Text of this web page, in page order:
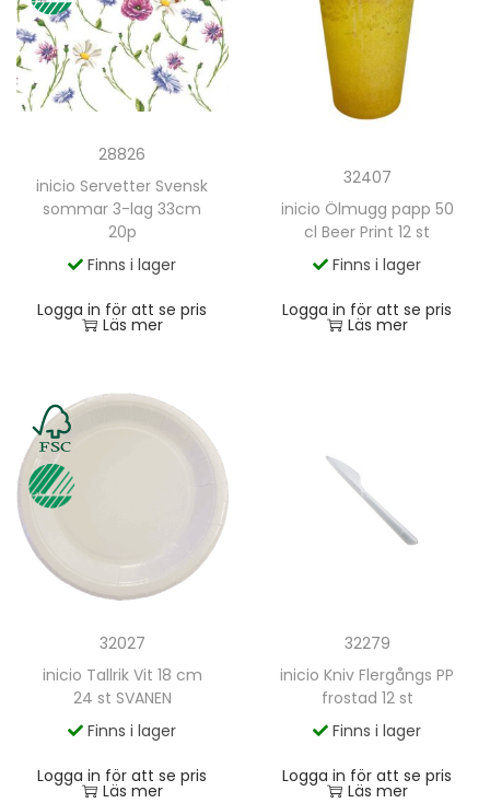
28826
inicio Servetter Svensk
sommar 3-lag 33cm
20p
Finns i lager
Logga in för att se pris
Läs mer
32407
inicio Ölmugg papp 50
cl Beer Print 12 st
Finns i lager
Logga in för att se pris
Läs mer
32027
inicio Tallrik Vit 18 cm
24 st SVANEN
Finns i lager
Logga in för att se pris
Läs mer
32279
inicio Kniv Flergångs PP
frostad 12 st
Finns i lager
Logga in för att se pris
Läs mer